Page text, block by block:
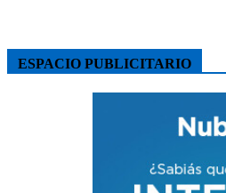
ESPACIO PUBLICITARIO